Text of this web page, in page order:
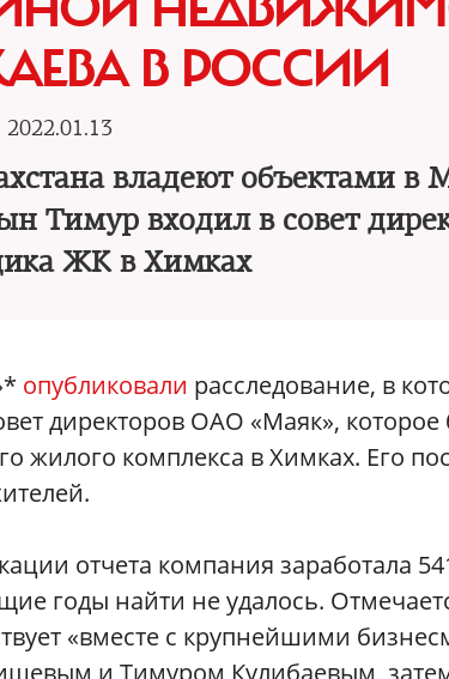
В РОССИИ
2022.01.13
владеют объектами в
Тимур входил в совет
ЖК в Химках
опубликовали расследование, в
директоров ОАО «Маяк»,
жилого комплекса в Химках. Его
отчета компания заработала
годы найти не удалось.
«вместе с крупнейшими
и Тимуром Кулибаевым,